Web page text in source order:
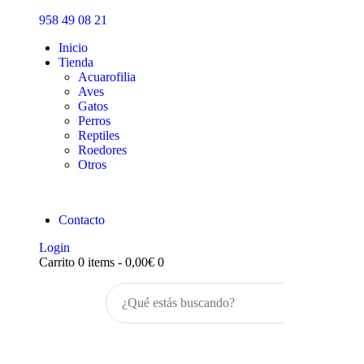
958 49 08 21
Inicio
Tienda
Acuarofilia
Aves
Gatos
Perros
Reptiles
Roedores
Otros
Contacto
Login
Carrito 0 items - 0,00€ 0
Inicio